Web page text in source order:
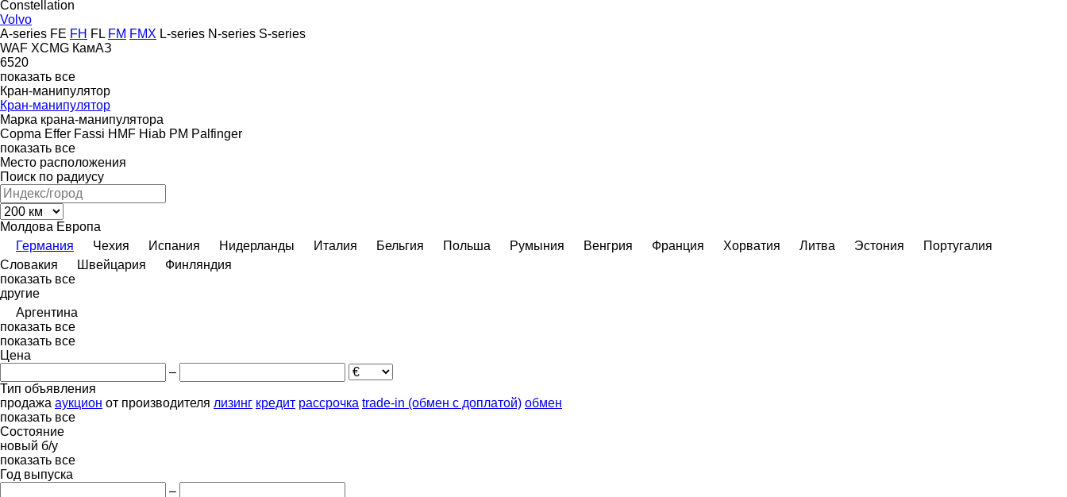
Constellation
Volvo
A-series FE FH FL FM FMX L-series N-series S-series
WAF XCMG КамАЗ
6520
показать все
Кран-манипулятор
Кран-манипулятор
Марка крана-манипулятора
Copma Effer Fassi HMF Hiab PM Palfinger
показать все
Место расположения
Поиск по радиусу
Молдова Европа
Германия
Чехия Испания Нидерланды Италия Бельгия Польша Румыния Венгрия Франция Хорватия Литва Эстония
Португалия
Словакия
Швейцария
Финляндия
показать все
другие
Аргентина
показать все
показать все
Цена
–
Тип объявления
продажа аукцион от производителя лизинг кредит рассрочка trade-in (обмен с доплатой) обмен
показать все
Состояние
новый б/у
показать все
Год выпуска
–